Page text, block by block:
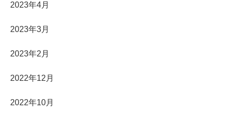
2023年4月
2023年3月
2023年2月
2022年12月
2022年10月